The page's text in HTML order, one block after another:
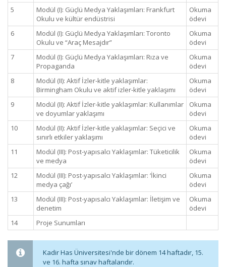
5
Modül (I): Güçlü Medya Yaklaşımları: Frankfurt
Okulu ve kültür endüstrisi
Okuma
ödevi
6
Modül (I): Güçlü Medya Yaklaşımları: Toronto
Okulu ve “Araç Mesajdır”
Okuma
ödevi
7
Modül (I): Güçlü Medya Yaklaşımları: Rıza ve
Propaganda
Okuma
ödevi
8
Modül (II): Aktif İzler-kitle yaklaşımlar:
Birmingham Okulu ve aktif izler-kitle yaklaşımı
Okuma
ödevi
9
Modül (II): Aktif İzler-kitle yaklaşımlar: Kullanımlar
ve doyumlar yaklaşımı
Okuma
ödevi
10
Modül (II): Aktif İzler-kitle yaklaşımlar: Seçici ve
sınırlı etkiler yaklaşımı
Okuma
ödevi
11
Modül (III): Post-yapısalcı Yaklaşımlar: Tüketicilik
ve medya
Okuma
ödevi
12
Modül (III): Post-yapısalcı Yaklaşımlar: ‘İkinci
medya çağı’
Okuma
ödevi
13
Modül (III): Post-yapısalcı Yaklaşımlar: İletişim ve
denetim
Okuma
ödevi
14
Proje Sunumları
Kadir Has Üniversitesi'nde bir dönem 14 haftadır, 15.
ve 16. hafta sınav haftalarıdır.